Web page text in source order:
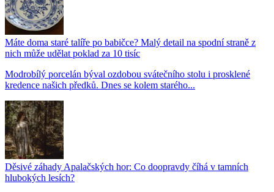
Máte doma staré talíře po babičce? Malý detail na spodní straně z
nich může udělat poklad za 10 tisíc
Modrobílý porcelán býval ozdobou svátečního stolu i prosklené
kredence našich předků. Dnes se kolem starého...
Děsivé záhady Apalačských hor: Co doopravdy číhá v tamních
hlubokých lesích?